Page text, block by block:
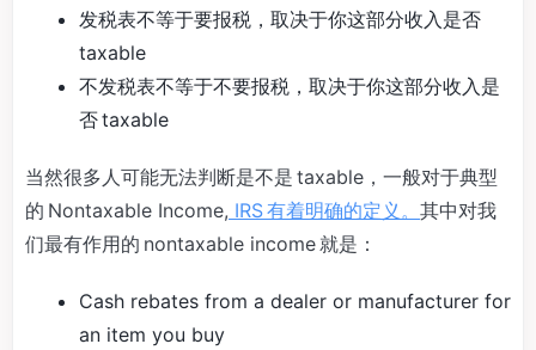
发税表不等于要报税，取决于你这部分收入是否
taxable
不发税表不等于不要报税，取决于你这部分收入是
否 taxable
当然很多人可能无法判断是不是 taxable，一般对于典型
的 Nontaxable Income, IRS 有着明确的定义。 其中对我
们最有作用的 nontaxable income 就是：
Cash rebates from a dealer or manufacturer for
an item you buy